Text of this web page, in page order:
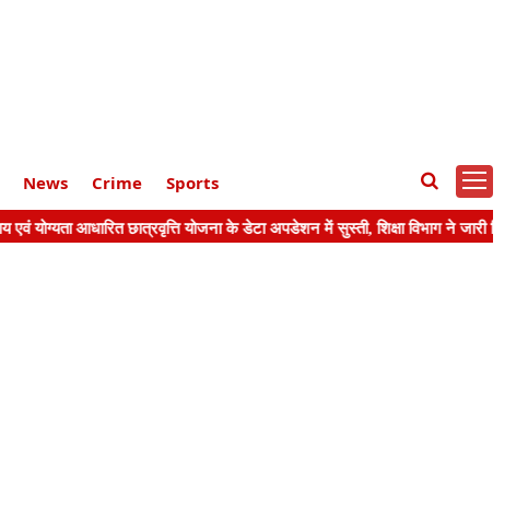
News Crime Sports